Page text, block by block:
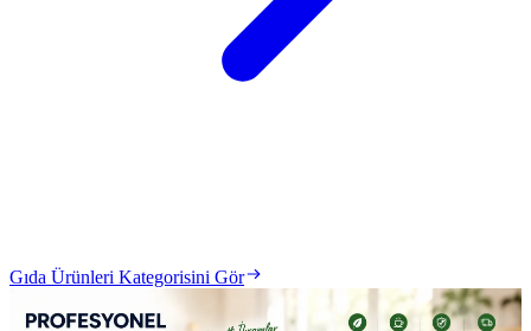
Gıda Ürünleri Kategorisini Gör